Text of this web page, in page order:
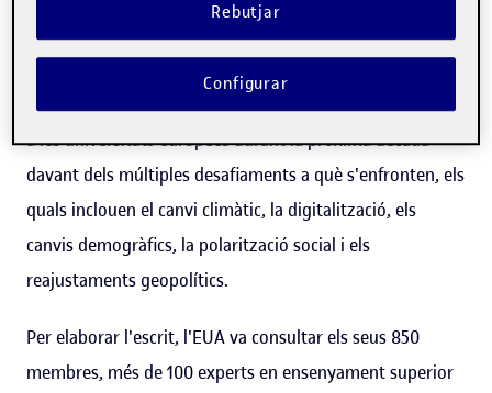
Murphy ha fet una ponència en clau de futur, en la qual
murs. Una visió per al 2030
", dissenyat per donar suport
a les universitats europees durant la pròxima dècada
davant dels múltiples desafiaments a què s'enfronten, els
quals inclouen el canvi climàtic, la digitalització, els
canvis demogràfics, la polarització social i els
reajustaments geopolítics.
Per elaborar l'escrit, l'EUA va consultar els seus 850
membres, més de 100 experts en ensenyament superior
Rebutjar
Configurar